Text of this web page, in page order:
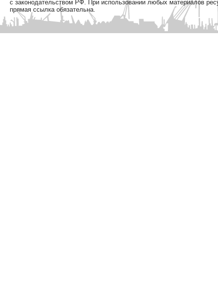
с законодательством РФ. При использовании любых материалов
прямая ссылка обязательна.